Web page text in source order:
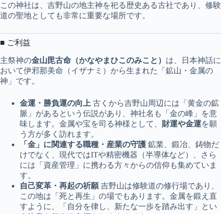
この神社は、吉野山の地主神を祀る歴史ある古社であり、修験
道の聖地としても非常に重要な場所です。
■ ご利益
主祭神の金山毘古命（かなやまひこのみこと） は、日本神話に
おいて伊邪那美命（イザナミ）から生まれた「鉱山・金属の
神」です。
金運・勝負運の向上 古くから吉野山周辺には「黄金の鉱
脈」があるという伝説があり、神社名も「金の峰」を意
味します。金属や宝を司る神様として、 財運や金運を願
う方が多く訪れます。
「金」に関連する職種・産業の守護 鉱業、鍛冶、鋳物だ
けでなく、現代ではITや精密機器（半導体など）、さら
には「資産管理」に携わる方々からの信仰も集めていま
す。
自己変革・再起の祈願吉野山は修験道の修行場であり、
この地は「死と再生」の場でもあります。金属を鍛え直
すように、「自分を律し、新たな一歩を踏み出す」とい